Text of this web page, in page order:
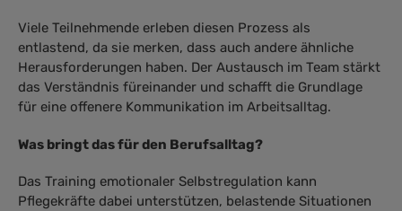
Viele Teilnehmende erleben diesen Prozess als
entlastend, da sie merken, dass auch andere ähnliche
Herausforderungen haben. Der Austausch im Team stärkt
das Verständnis füreinander und schafft die Grundlage
für eine offenere Kommunikation im Arbeitsalltag.
Was bringt das für den Berufsalltag?
Das Training emotionaler Selbstregulation kann
Pflegekräfte dabei unterstützen, belastende Situationen